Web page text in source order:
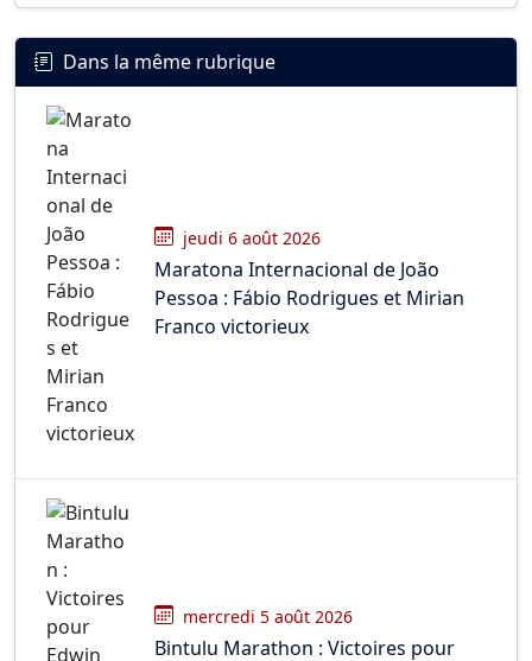
Dans la même rubrique
jeudi 6 août 2026
Maratona Internacional de João
Pessoa : Fábio Rodrigues et Mirian
Franco victorieux
mercredi 5 août 2026
Bintulu Marathon : Victoires pour